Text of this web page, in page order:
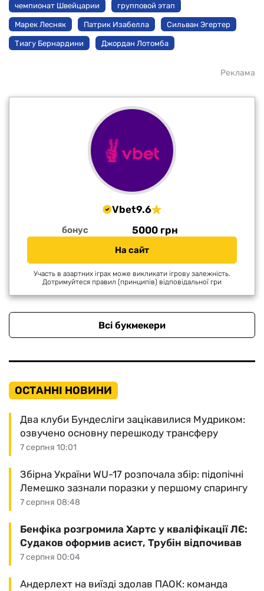
чемпионат Швейцарии групповой этап
Марек Лесняк Патрик Изабелла Сильван Эгертер
Тиагу Бернардини Джордан Лотомба
Реклама
Vbet9.6
бонус 5000 грн
На сайт
Участь в азартних іграх може викликати ігрову залежність.
Дотримуйтеся правил (принципів) відповідальної гри
Всі букмекери
ОСТАННІ НОВИНИ
7 серпня 10:01
Два клуби Бундесліги зацікавилися Мудриком:
озвучено основну перешкоду трансферу
7 серпня 08:48
Збірна України WU-17 розпочала збір: підопічні
Лемешко зазнали поразки у першому спарингу
7 серпня 00:04
Бенфіка розгромила Хартс у кваліфікації ЛЄ:
Судаков оформив асист, Трубін відпочивав
Андерлехт на виїзді здолав ПАОК: команда